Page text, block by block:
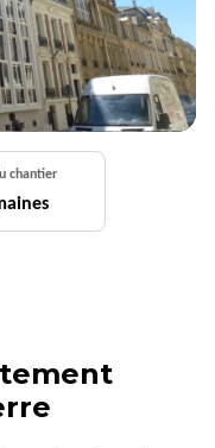
chantier